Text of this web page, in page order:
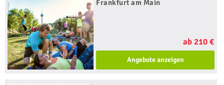
Frankfurt am Main
ab 210 €
Angebote anzeigen